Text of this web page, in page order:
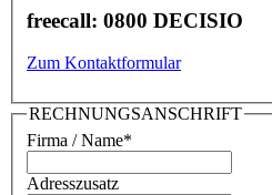
freecall: 0800 DECISIO
Zum Kontaktformular
RECHNUNGSANSCHRIFT
Firma / Name*
Adresszusatz